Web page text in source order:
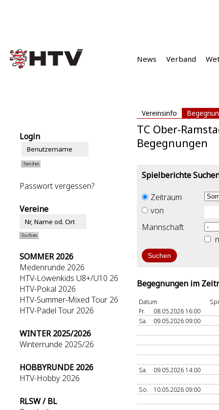
News Verband
Vereinsinfo
Login
Passwort vergessen?
Vereine
SOMMER 2026
Medenrunde 2026
HTV-Löwenkids U8+/U10 26
HTV-Pokal 2026
HTV-Summer-Mixed Tour 26
HTV-Padel Tour 2026
WINTER 2025/2026
Winterrunde 2025/26
HOBBYRUNDE 2026
HTV-Hobby 2026
RLSW / BL
TC Ober-
Begegnungen
Spielberichte
Zeitraum
von
Mannschaft
Begegnungen im
Datum
Fr.
08.05.2026 16:00
Sa.
09.05.2026 09:00
Sa. 09.05.2026 14:00
So. 10.05.2026 09:00